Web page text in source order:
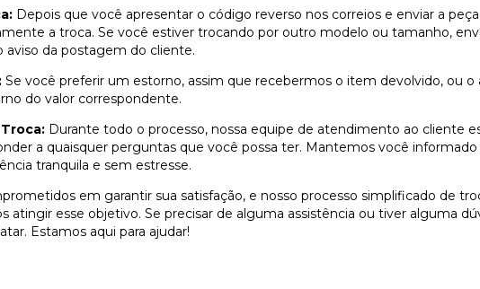
Depois que você apresentar o código reverso nos correios e enviar a
a troca. Se você estiver trocando por outro modelo ou tamanho,
aviso da postagem do cliente.
Se você preferir um estorno, assim que recebermos o item devolvido, ou
do valor correspondente.
Durante todo o processo, nossa equipe de atendimento ao cliente
a quaisquer perguntas que você possa ter. Mantemos você
tranquila e sem estresse.
em garantir sua satisfação, e nosso processo simplificado de
atingir esse objetivo. Se precisar de alguma assistência ou tiver alguma
Estamos aqui para ajudar!